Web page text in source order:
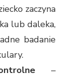
zaczyna
lub daleka,
badanie
–